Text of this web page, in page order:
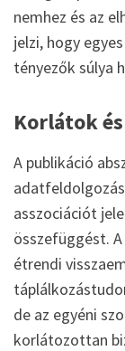
nemhez és az
jelzi, hogy
tényezők súlya
Korlátok
A publikáció
asszociációt
összefüggést.
étrendi
de az egyéni
korlátozottan